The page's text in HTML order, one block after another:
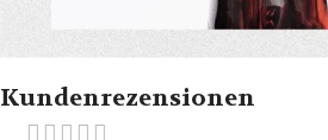
Kundenrezensionen